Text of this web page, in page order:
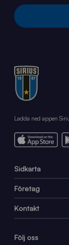
Ladda ned appen
Sidkarta
Företag
Kontakt
Följ oss